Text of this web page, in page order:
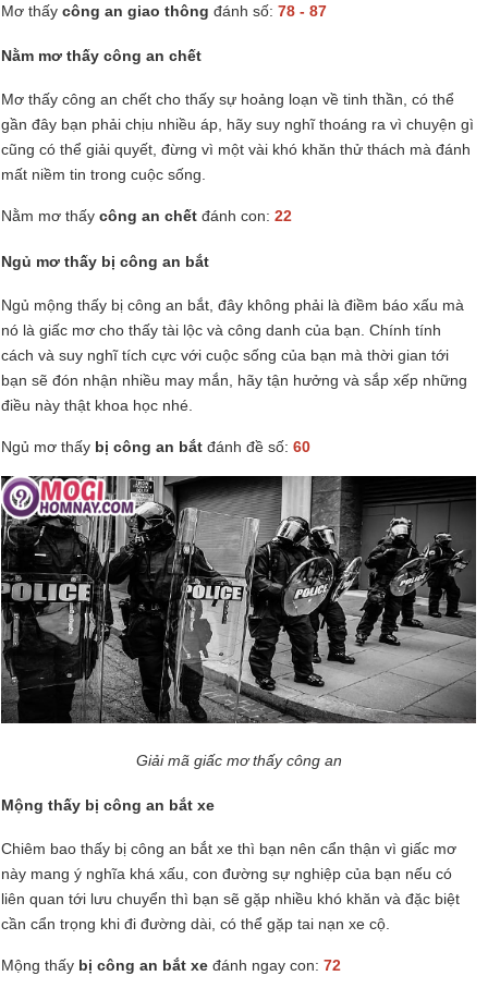
Mơ thấy công an giao thông đánh số: 78 - 87
Nằm mơ thấy công an chết
Mơ thấy công an chết cho thấy sự hoảng loạn về tinh thần, có thể
gần đây bạn phải chịu nhiều áp, hãy suy nghĩ thoáng ra vì chuyện gì
cũng có thể giải quyết, đừng vì một vài khó khăn thử thách mà đánh
mất niềm tin trong cuộc sống.
Nằm mơ thấy công an chết đánh con: 22
Ngủ mơ thấy bị công an bắt
Ngủ mộng thấy bị công an bắt, đây không phải là điềm báo xấu mà
nó là giấc mơ cho thấy tài lộc và công danh của bạn. Chính tính
cách và suy nghĩ tích cực với cuộc sống của bạn mà thời gian tới
bạn sẽ đón nhận nhiều may mắn, hãy tận hưởng và sắp xếp những
điều này thật khoa học nhé.
Ngủ mơ thấy bị công an bắt đánh đề số: 60
Giải mã giấc mơ thấy công an
Mộng thấy bị công an bắt xe
Chiêm bao thấy bị công an bắt xe thì bạn nên cẩn thận vì giấc mơ
này mang ý nghĩa khá xấu, con đường sự nghiệp của bạn nếu có
liên quan tới lưu chuyển thì bạn sẽ gặp nhiều khó khăn và đặc biệt
cần cẩn trọng khi đi đường dài, có thể gặp tai nạn xe cộ.
Mộng thấy bị công an bắt xe đánh ngay con: 72